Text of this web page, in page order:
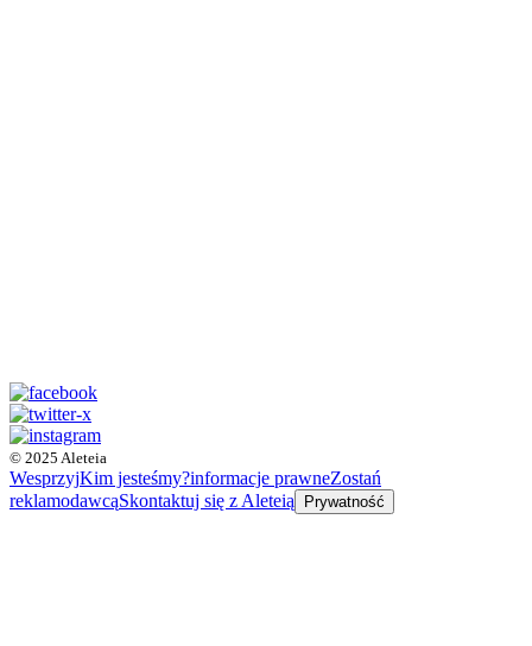
© 2025 Aleteia
WesprzyjKim jesteśmy?informacje prawneZostań
reklamodawcąSkontaktuj się z Aleteią Prywatność